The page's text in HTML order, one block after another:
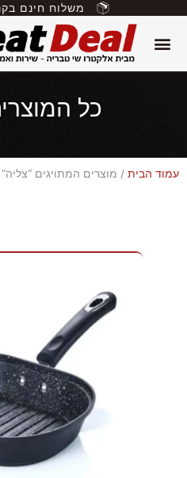
משלוח חינם בקניה
כל
עמוד הבית / מוצרים המתויגים “צליה”